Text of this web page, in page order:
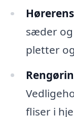
sæder
pletter
fliser i